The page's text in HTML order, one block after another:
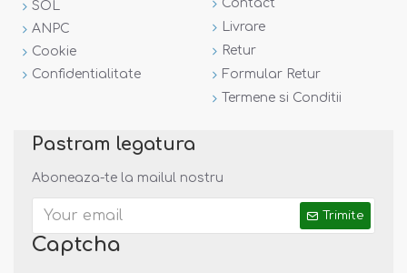
SOL
ANPC
Cookie
Confidentialitate
Contact
Livrare
Retur
Formular Retur
Termene si Conditii
Pastram legatura
Aboneaza-te la mailul nostru
Trimite
Captcha